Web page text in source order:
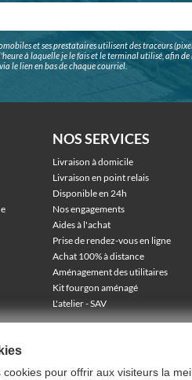
et ses prestataires utilisent des traceurs
à laquelle je le fais et le terminal utilisé, afin
le lien en bas de chaque courriel.
NOS SERVICES
Livraison à domicile
Livraison en point relais
Disponible en 24h
Nos engagements
Aides à l'achat
Prise de rendez-vous en ligne
Achat 100% à distance
Aménagement des utilitaires
Kit fourgon aménagé
L'atelier - SAV
cookies pour offrir aux visiteurs la